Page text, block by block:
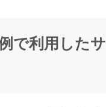
で利用した